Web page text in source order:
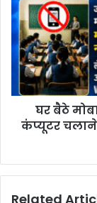
घर बैठे
कंप्यूटर
Related